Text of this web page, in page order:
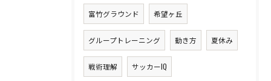
富竹グラウンド 希望ヶ丘
グループトレーニング 動き方 夏休み
戦術理解 サッカーIQ